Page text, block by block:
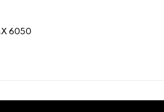
6050